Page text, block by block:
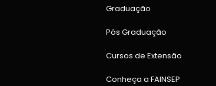
Graduação
Pós Graduação
Cursos de Extensão
Conheça a FAINSEP